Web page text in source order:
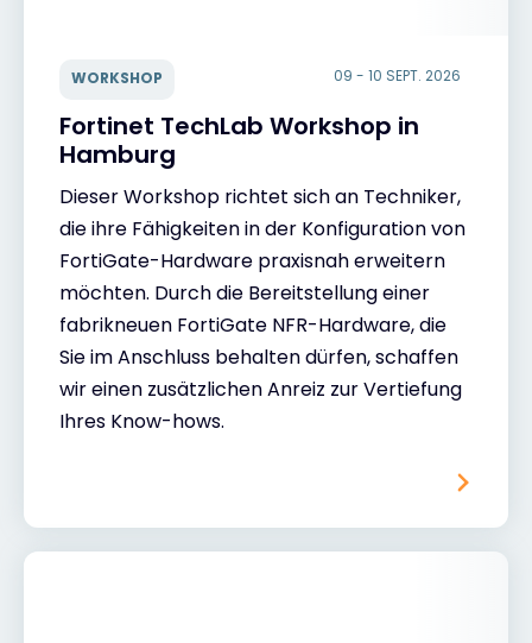
WORKSHOP 09 - 10 SEPT. 2026
Fortinet TechLab Workshop in
Hamburg
Dieser Workshop richtet sich an Techniker,
die ihre Fähigkeiten in der Konfiguration von
FortiGate-Hardware praxisnah erweitern
möchten. Durch die Bereitstellung einer
fabrikneuen FortiGate NFR-Hardware, die
Sie im Anschluss behalten dürfen, schaffen
wir einen zusätzlichen Anreiz zur Vertiefung
Ihres Know-hows.